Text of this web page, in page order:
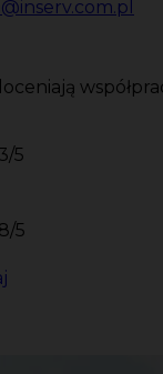
5
5